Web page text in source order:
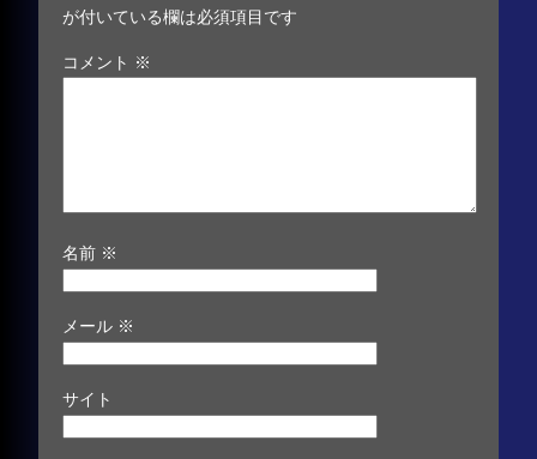
が付いている欄は必須項目です
コメント ※
名前 ※
メール ※
サイト